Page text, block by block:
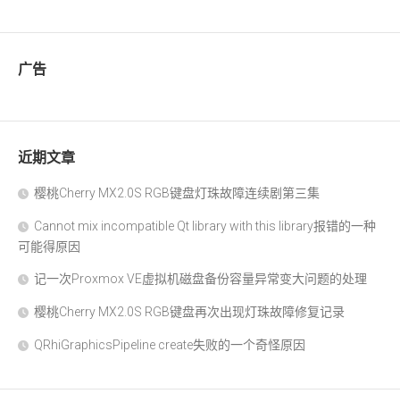
广告
近期文章
樱桃Cherry MX2.0S RGB键盘灯珠故障连续剧第三集
Cannot mix incompatible Qt library with this library报错的一种
可能得原因
记一次Proxmox VE虚拟机磁盘备份容量异常变大问题的处理
樱桃Cherry MX2.0S RGB键盘再次出现灯珠故障修复记录
QRhiGraphicsPipeline create失败的一个奇怪原因